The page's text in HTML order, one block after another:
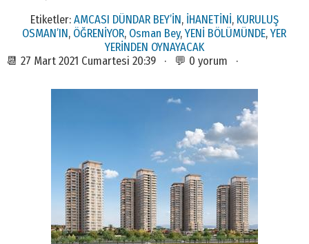
Etiketler: AMCASI DÜNDAR BEY’İN, İHANETİNİ, KURULUŞ
OSMAN’IN, ÖĞRENİYOR, Osman Bey,YENİ BÖLÜMÜNDE,YER
YERİNDEN OYNAYACAK
📆 27 Mart 2021 Cumartesi 20:39 · 💬 0 yorum ·